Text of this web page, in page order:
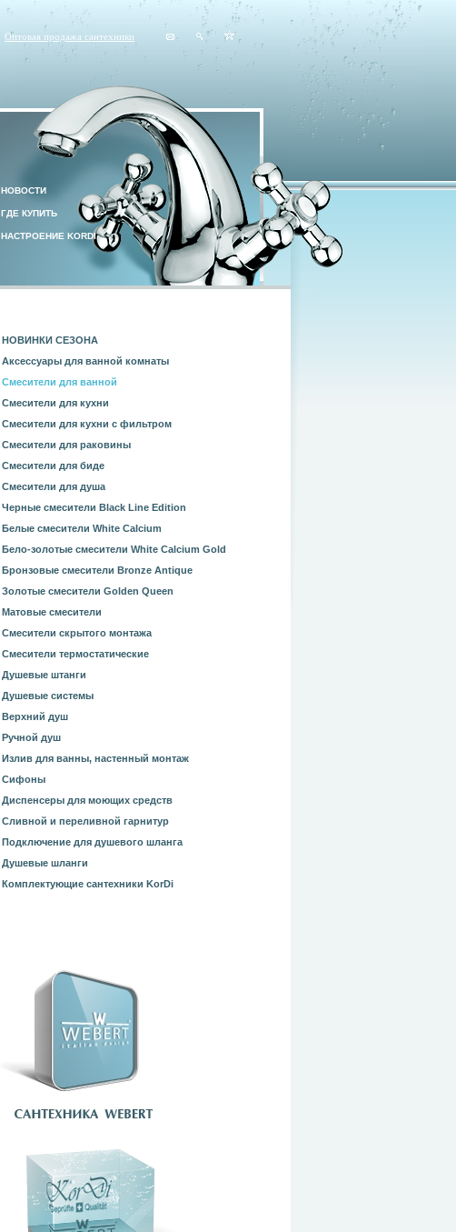
Оптовая продажа сантехники
НОВОСТИ
ГДЕ КУПИТЬ
НАСТРОЕНИЕ KORDI
НОВИНКИ СЕЗОНА
Аксессуары для ванной комнаты
Смесители для ванной
Смесители для кухни
Смесители для кухни с фильтром
Смесители для раковины
Смесители для биде
Смесители для душа
Черные смесители Black Line Edition
Белые смесители White Calcium
Бело-золотые смесители White Calcium Gold
Бронзовые смесители Bronze Antique
Золотые смесители Golden Queen
Матовые смесители
Смесители скрытого монтажа
Смесители термостатические
Душевые штанги
Душевые системы
Верхний душ
Ручной душ
Излив для ванны, настенный монтаж
Сифоны
Диспенсеры для моющих средств
Сливной и переливной гарнитур
Подключение для душевого шланга
Душевые шланги
Комплектующие сантехники KorDi